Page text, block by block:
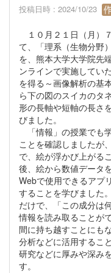
投稿日時 : 2024/10/23
１０月２１日（月）
て、「理系（生物分野
を、熊本大学大学院先
ンラインで実施してい
を得る～画像解析の基
ら下の図のスイカのタ
形の長軸や短軸の長さ
びました。
「情報」の授業でも
ことを確認しましたが
で、絵が浮かび上がる
後、絵から数値データ
Webで使用できるアプ
することを学びました
だけで、「この成分は
情報を読み取ることが
間に持ち越すことにも
分析などに活用するこ
研究などに厚みや深み
す。